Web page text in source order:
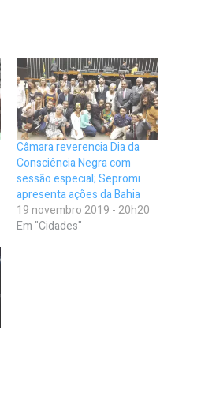
Câmara reverencia Dia da
Consciência Negra com
sessão especial; Sepromi
apresenta ações da Bahia
19 novembro 2019 - 20h20
Em "Cidades"